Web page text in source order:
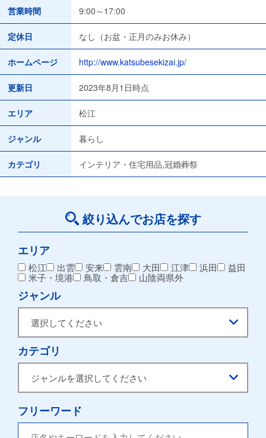
営業時間 9:00～17:00
定休日 なし（お盆・正月のみお休み）
ホームページ http://www.katsubesekizai.jp/
更新日 2023年8月1日時点
エリア 松江
ジャンル 暮らし
カテゴリ インテリア・住宅用品,冠婚葬祭
絞り込んでお店を探す
エリア
松江 出雲 安来 雲南 大田 江津 浜田
益田
米子・境港
鳥取・倉吉 山陰両県外
ジャンル
カテゴリ
フリーワード